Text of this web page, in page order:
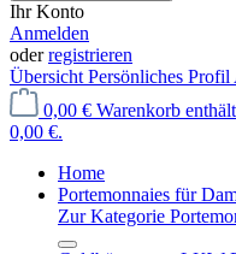
Ihr Konto
Anmelden
oderregistrieren
Übersicht Persönliches Profil
0,00 € Warenkorb
0,00 €.
Home
Portemonnaies für
Zur Kategorie